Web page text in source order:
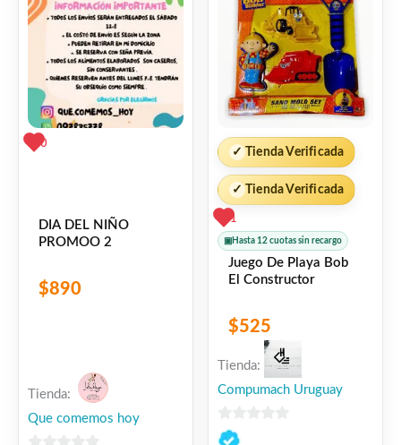
0
DIA DEL NIÑO
PROMOO 2
$890
Tienda:
Que comemos hoy
✓ Tienda Verificada
✓ Tienda Verificada
1
▣ Hasta 12 cuotas sin recargo
Juego De Playa Bob
El Constructor
$525
Tienda:
Compumach Uruguay
0